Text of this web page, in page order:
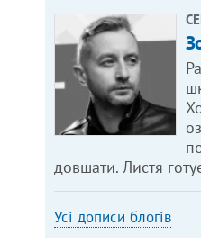
довшати. Листя
Усі дописи блогів